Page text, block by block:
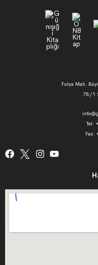
Fulya Mah.
78/1
Tel:
Fax: